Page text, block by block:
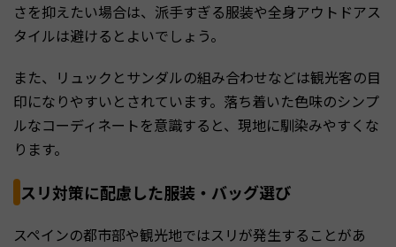
さを抑えたい場合は、派手すぎる服装や全身アウトドアス
タイルは避けるとよいでしょう。
また、リュックとサンダルの組み合わせなどは観光客の目
印になりやすいとされています。落ち着いた色味のシンプ
ルなコーディネートを意識すると、現地に馴染みやすくな
ります。
スリ対策に配慮した服装・バッグ選び
スペインの都市部や観光地ではスリが発生することがあ